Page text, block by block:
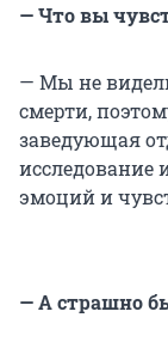
— Что вы
— Мы не
смерти,
заведующая
исследование
эмоций и
— А страшно